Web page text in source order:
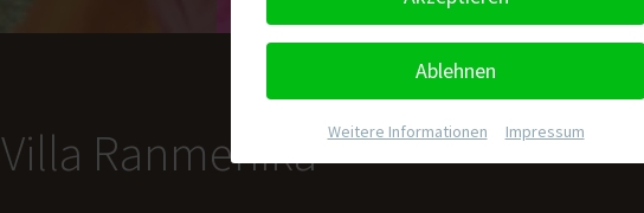
Villa Ranmenika
Ablehnen
Weitere Informationen Impressum